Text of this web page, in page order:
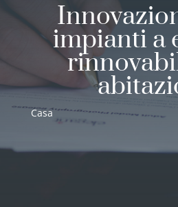
impianti a
Casa